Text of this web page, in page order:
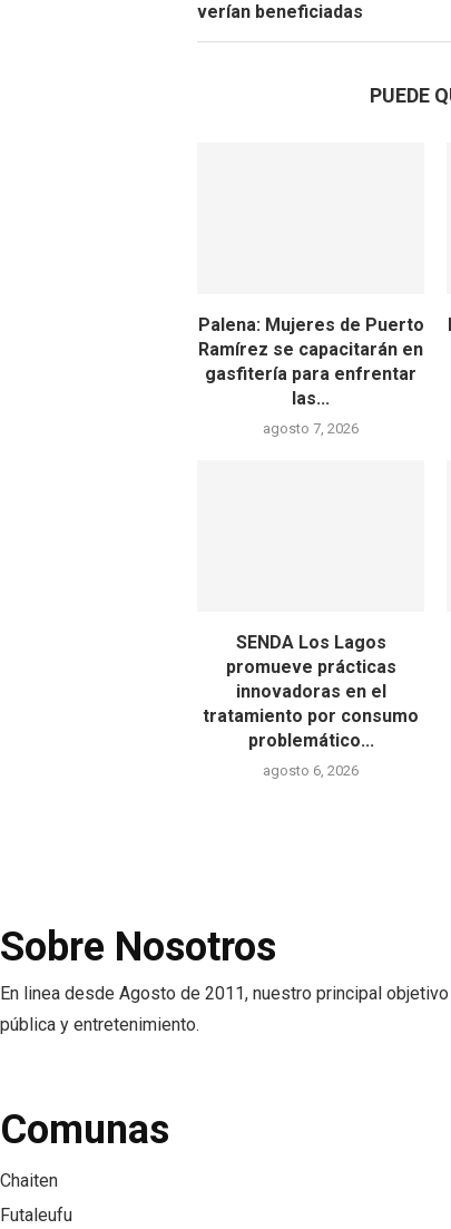
verían beneficiadas
PUEDE
Palena: Mujeres de Puerto
Ramírez se capacitarán en
gasfitería para enfrentar
las...
agosto 7, 2026
SENDA Los Lagos
promueve prácticas
innovadoras en el
tratamiento por consumo
problemático...
agosto 6, 2026
Sobre Nosotros
En linea desde Agosto de 2011, nuestro principal
pública y entretenimiento.
Comunas
Chaiten
Futaleufu